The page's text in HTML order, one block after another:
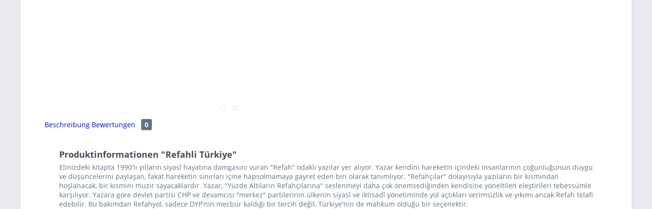
Beschreibung Bewertungen 0
Produktinformationen "Refahli Türkiye"
Elinizdeki kitapta 1990'lı yılların siyasî hayatına damgasını vuran "Refah" odaklı yazılar yer alıyor. Yazar kendini hareketin içindeki insanlarının çoğunluğunun duygu
ve düşüncelerini paylaşan, fakat hareketin sınırları içine hapsolmamaya gayret eden biri olarak tanımlıyor. "Refahçılar" dolayısıyla yazıların bir kısmından
hoşlanacak, bir kısmını muzır sayacaklardır. Yazar, "Yüzde Altıların Refahçılarına" seslenmeyi daha çok önemsediğinden kendisine yöneltilen eleştirileri tebessümle
karşılıyor. Yazara göre devlet partisi CHP ve devamcısı "merkez" partilerinin ülkenin siyasî ve iktisadî yönetiminde yol açtıkları verimsizlik ve yıkımı ancak Refah telafi
edebilir. Bu bakımdan Refahyol, sadece DYP'nin mecbur kaldığı bir tercih değil, Türkiye'nin de mahkum olduğu bir seçenektir.